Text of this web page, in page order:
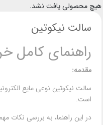
هیچ محصولی یافت نشد.
سالت نیکوتین
راهنمای کامل
مقدمه:
سالت نیکوتین نوعی مایع
است.
در این راهنما، به بررسی نکات